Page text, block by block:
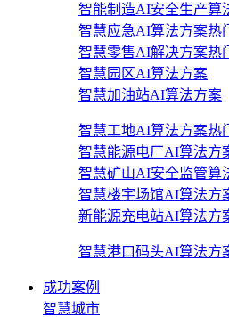
智能制造AI安全生产算
智慧应急AI算法方案热门
智慧零售AI解决方案热门
智慧园区AI算法方案
智慧加油站AI算法方案
智慧工地AI算法方案热门
智慧能源电厂AI算法方
智慧矿山AI安全监管算
智慧楼宇场馆AI算法方
新能源充电站AI算法方
智慧港口码头AI算法方
成功案例
智慧城市